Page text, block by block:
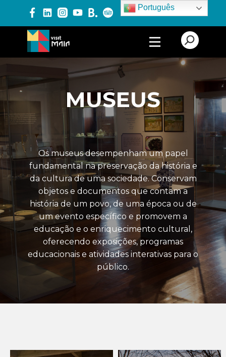
Português
PRODUTOS E SERVIÇOS
TURISMO CULTURAL
ARQUITETURA
ARTE URBANA E
INSTALAÇÕES
ARTÍSTICAS
ARTESANATO E
UNIDADES PRODUTIVAS
ARTESANAIS
CAMINHOS DE
SANTIAGO
EQUIPAMENTOS
CULTURAIS
IGREJAS, CAPELAS E
MIRADOUROS
MUSEUS
MUSEUS
Os museus desempenham um papel
fundamental na preservação da história e
da cultura de uma sociedade. Conservam
objetos e documentos que contam a
história de um povo, de uma época ou de
um evento específico e promovem a
educação e o enriquecimento cultural,
oferecendo exposições, programas
educacionais e atividades interativas para o
público.